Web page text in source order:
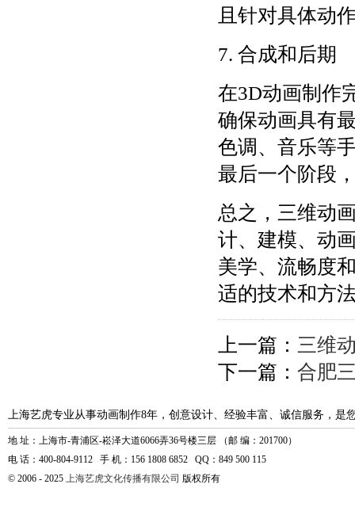
且针对具体动
7. 合成和后期
在3D动画制作
确保动画具有
色调、音乐等
最后一个阶段
总之，三维动
计、建模、动
美学、流畅度
适的技术和方
上一篇： 三维
下一篇： 合肥
上海艺虎专业从事动画制作8年，创意设计、经验丰富、诚信服务，是
地 址：上海市-青浦区-崧泽大道6066弄36号楼三层 （邮 编：201700）
电 话：400-804-9112 手 机：156 1808 6852 QQ：849 500 115
© 2006 - 2025 上海艺虎文化传播有限公司 版权所有